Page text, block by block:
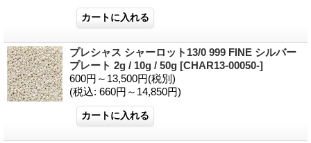
プレシャス シャーロット13/0 999 FINE シルバー
プレート 2g / 10g / 50g [CHAR13-00050-]
600円～13,500円(税別)
(税込: 660円～14,850円)